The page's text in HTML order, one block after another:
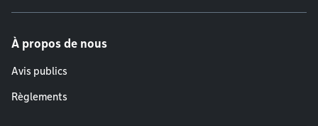
À propos de nous
Avis publics
Règlements